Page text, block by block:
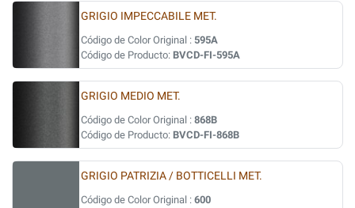
GRIGIO IMPECCABILE MET.
Código de Color Original : 595A
Código de Producto: BVCD-FI-595A
GRIGIO MEDIO MET.
Código de Color Original : 868B
Código de Producto: BVCD-FI-868B
GRIGIO PATRIZIA / BOTTICELLI MET.
Código de Color Original : 600